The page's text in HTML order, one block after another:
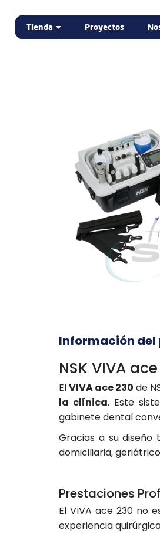
PROMOCIÓN
Tienda Proyectos
Información
NSK VIVA
ElVIVA ace 230 de
la clínica. Este
gabinete dental
Gracias a su
domiciliaria,
Prestaciones
El VIVA ace 230 no
experiencia